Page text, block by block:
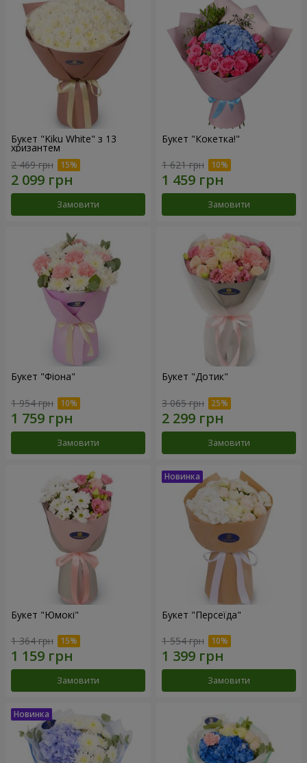
Букет "Kiku White" з 13
хризантем
2 469 грн
Замовити
Букет "Кокетка!"
1 621 грн
Замовити
Букет "Фіона"
1 954 грн
Замовити
Букет "Дотик"
3 065 грн
Замовити
Букет "Юмокі"
1 364 грн
Замовити
Букет "Персеїда"
1 554 грн
Замовити